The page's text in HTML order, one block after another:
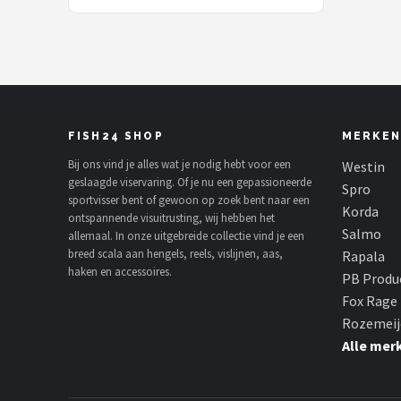
FISH24 SHOP
Bij ons vind je alles wat je nodig hebt voor een
geslaagde viservaring. Of je nu een gepassioneerde
sportvisser bent of gewoon op zoek bent naar een
ontspannende visuitrusting, wij hebben het
allemaal. In onze uitgebreide collectie vind je een
breed scala aan hengels, reels, vislijnen, aas,
haken en accessoires.
MERKEN
Westin
Spro
Korda
Salmo
Rapala
PB
Fox Rage
Alle